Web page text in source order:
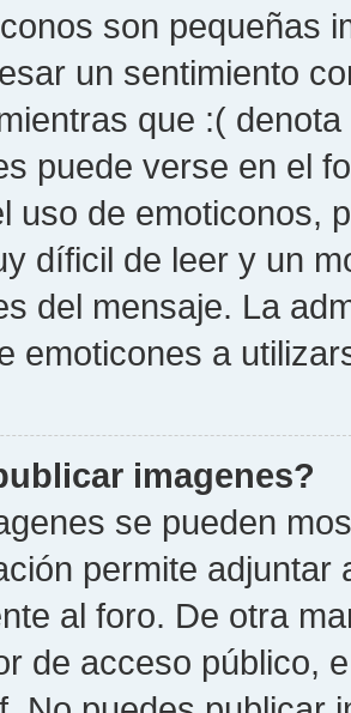
son pequeñas
un sentimiento
que :(
puede verse en el
uso de emoticonos,
díficil de leer y un
del mensaje. La
emoticones a
imagenes?
se pueden
permite
al foro. De otra
de acceso público,